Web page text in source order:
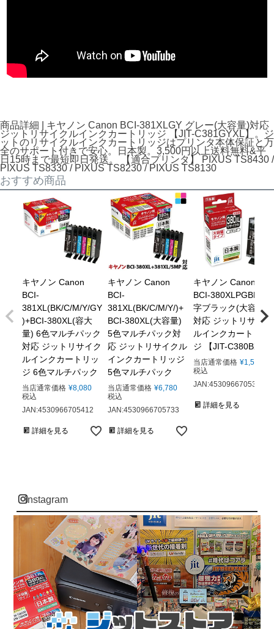
商品詳細 | キヤノン Canon BCI-381XLGY グレー(大容量)対応
ジットリサイクルインクカートリッジ 【JIT-C381GYXL】。ジ
ットのリサイクルインクカートリッジはプリンタ本体保証と万
全のサポート付きで安心。日本製。3,500円以上送料無料&平
日15時まで最短即日発送。 【適合プリンタ】 PIXUS TS8430 /
PIXUS TS8330 / PIXUS TS8230 / PIXUS TS8130
おすすめ商品
キヤノン Canon
BCI-
381XL(BK/C/M/Y/GY
)+BCI-380XL(容大
量) 6色マルチパック
対応 ジットリサイク
ルインクカートリッ
ジ 6色マルチパック
当店通常価格 ¥8,080
税込
JAN:4530966705412
詳細を見る
キヤノン Canon
BCI-
381XL(BK/C/M/Y/)+
BCI-380XL(大容量)
5色マルチパック対
応 ジットリサイクル
インクカートリッジ
5色マルチパック
当店通常価格 ¥6,780
税込
JAN:4530966705733
詳細を見る
キヤノン Canon
BCI-380XLPGBK 文
字ブラック(大容量)
対応 ジットリサイク
ルインクカートリッ
ジ 【JIT-C380BXL】
当店通常価格 ¥1,569
税込
JAN:4530966705351
詳細を見る
instagram